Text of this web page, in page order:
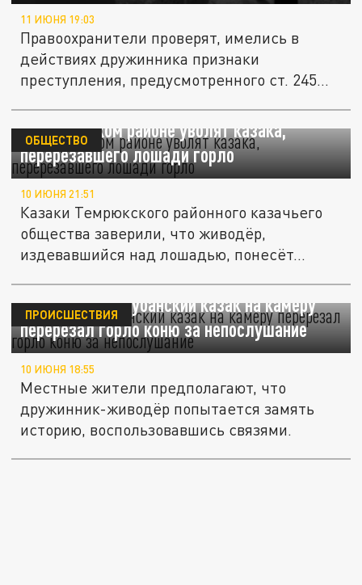
11 ИЮНЯ 19:03
Правоохранители проверят, имелись в
действиях дружинника признаки
преступления, предусмотренного ст. 245
В Темрюкском районе уволят казака,
перерезавшего лошади горло
ОБЩЕСТВО
10 ИЮНЯ 21:51
Казаки Темрюкского районного казачьего
общества заверили, что живодёр,
издевавшийся над лошадью, понесёт...
"Я жёсткий": кубанский казак на камеру
перерезал горло коню за непослушание
ПРОИСШЕСТВИЯ
10 ИЮНЯ 18:55
Местные жители предполагают, что
дружинник-живодёр попытается замять
историю, воспользовавшись связями.